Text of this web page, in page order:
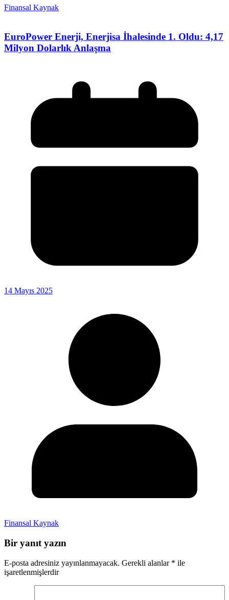
Finansal Kaynak
EuroPower Enerji, Enerjisa İhalesinde 1. Oldu: 4,17
Milyon Dolarlık Anlaşma
14 Mayıs 2025
Finansal Kaynak
Bir yanıt yazın
E-posta adresiniz yayınlanmayacak. Gerekli alanlar * ile
işaretlenmişlerdir